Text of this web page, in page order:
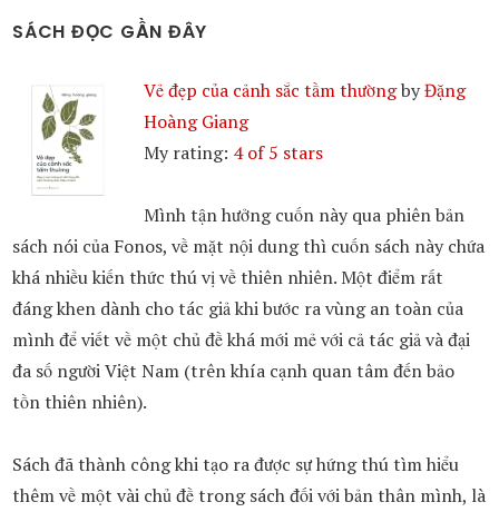
SÁCH ĐỌC GẦN ĐÂY
Vẻ đẹp của cảnh sắc tầm thườngbyĐặng
Hoàng Giang
My rating: 4 of 5 stars
Mình tận hưởng cuốn này qua phiên bản
sách nói của Fonos, về mặt nội dung thì cuốn sách này chứa
khá nhiều kiến thức thú vị về thiên nhiên. Một điểm rất
đáng khen dành cho tác giả khi bước ra vùng an toàn của
mình để viết về một chủ đề khá mới mẻ với cả tác giả và đại
đa số người Việt Nam (trên khía cạnh quan tâm đến bảo
tồn thiên nhiên).
Sách đã thành công khi tạo ra được sự hứng thú tìm hiểu
thêm về một vài chủ đề trong sách đối với bản thân mình, là